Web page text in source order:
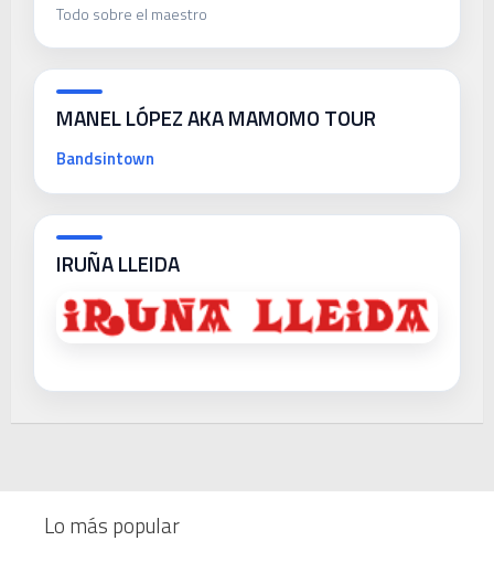
Todo sobre el maestro
MANEL LÓPEZ AKA MAMOMO TOUR
Bandsintown
IRUÑA LLEIDA
Lo más popular